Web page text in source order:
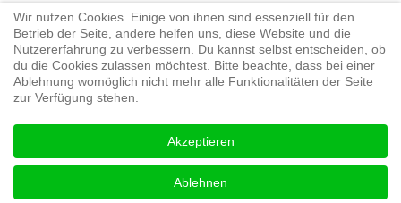
Informationspflicht WKO
AGB
#enduroaustria, #wirlebenenduro #enduroaustriaracingteam
Enduro-Austria, Enduro, Endurosport, Endurocross, Endurotraining,
Endurotouren, Endurorennen, Hardenduro, Extreme Enduro
Wir nutzen Cookies. Einige von ihnen sind essenziell für den
Betrieb der Seite, andere helfen uns, diese Website und die
Nutzererfahrung zu verbessern. Du kannst selbst entscheiden, ob
du die Cookies zulassen möchtest. Bitte beachte, dass bei einer
Ablehnung womöglich nicht mehr alle Funktionalitäten der Seite
zur Verfügung stehen.
Akzeptieren
Ablehnen